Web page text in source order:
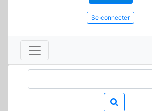
Se connecter